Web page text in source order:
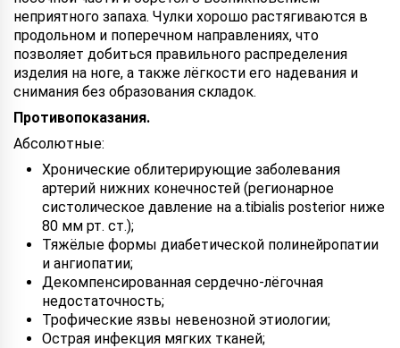
неприятного запаха. Чулки хорошо растягиваются в
продольном и поперечном направлениях, что
позволяет добиться правильного распределения
изделия на ноге, а также лёгкости его надевания и
снимания без образования складок.
Противопоказания.
Абсолютные:
Хронические облитерирующие заболевания
артерий нижних конечностей (регионарное
систолическое давление на a.tibialis posterior ниже
80 мм рт. ст.);
Тяжёлые формы диабетической полинейропатии
и ангиопатии;
Декомпенсированная сердечно-лёгочная
недостаточность;
Трофические язвы невенозной этиологии;
Острая инфекция мягких тканей;